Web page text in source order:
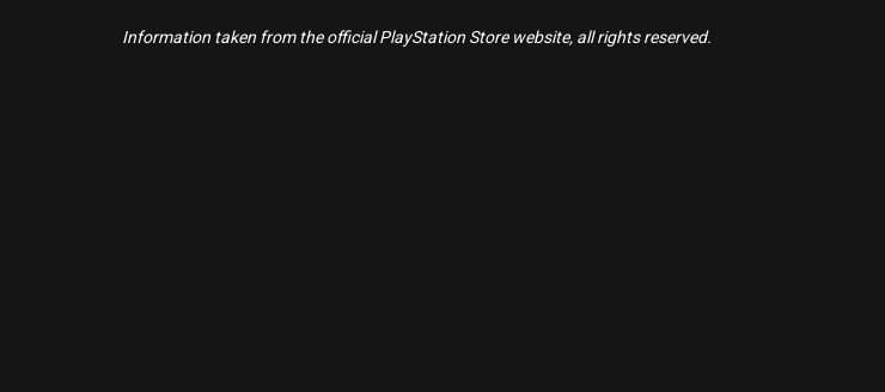
Information taken from the official PlayStation Store website, all rights reserved.